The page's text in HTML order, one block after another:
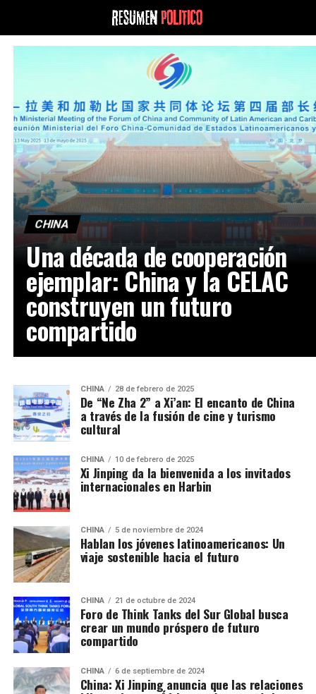
CHINA
Una década de cooperación
ejemplar: China y la CELAC
construyen un futuro
compartido
CHINA 28 de febrero de 2025
De “Ne Zha 2” a Xi’an: El encanto de China
a través de la fusión de cine y turismo
cultural
CHINA 10 de febrero de 2025
Xi Jinping da la bienvenida a los invitados
internacionales en Harbin
CHINA 5 de noviembre de 2024
Hablan los jóvenes latinoamericanos: Un
viaje sostenible hacia el futuro
CHINA 21 de octubre de 2024
Foro de Think Tanks del Sur Global busca
crear un mundo próspero de futuro
compartido
CHINA 6 de septiembre de 2024
China: Xi Jinping anuncia que las relaciones